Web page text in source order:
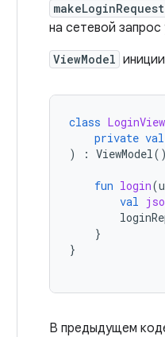
makeLoginRequest
на сетевой запрос
ViewModel
class
private val
)
: ViewModel()
fun login(
val
}
}
В предыдущем